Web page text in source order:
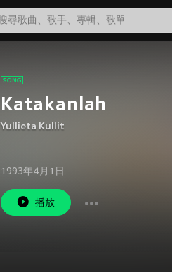
Katakanlah
Yullieta Kullit
1993年4月1日
播放